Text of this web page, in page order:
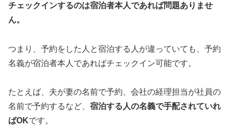
チェックインするのは宿泊者本人であれば問題ありませ
ん。
つまり、予約をした人と宿泊する人が違っていても、予約
名義が宿泊者本人であればチェックイン可能です。
たとえば、夫が妻の名前で予約、会社の経理担当が社員の
名前で予約するなど、 宿泊する人の名義で手配されていれ
ばOKです。